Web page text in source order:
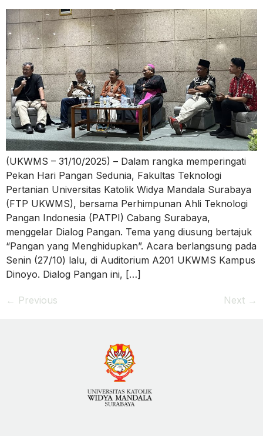
(UKWMS – 31/10/2025) – Dalam rangka memperingati
Pekan Hari Pangan Sedunia, Fakultas Teknologi
Pertanian Universitas Katolik Widya Mandala Surabaya
(FTP UKWMS), bersama Perhimpunan Ahli Teknologi
Pangan Indonesia (PATPI) Cabang Surabaya,
menggelar Dialog Pangan. Tema yang diusung bertajuk
“Pangan yang Menghidupkan”. Acara berlangsung pada
Senin (27/10) lalu, di Auditorium A201 UKWMS Kampus
Dinoyo. Dialog Pangan ini, […]
← Previous Next →